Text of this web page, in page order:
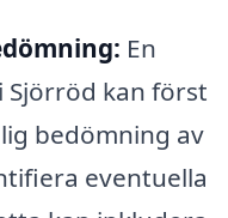
En
kan först
bedömning av
eventuella